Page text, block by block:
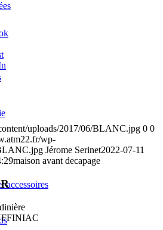
accessoires
uploads/2017/06/BLANC.jpg 0 0
wp-
Jérome Serinet2022-07-11
maison avant decapage